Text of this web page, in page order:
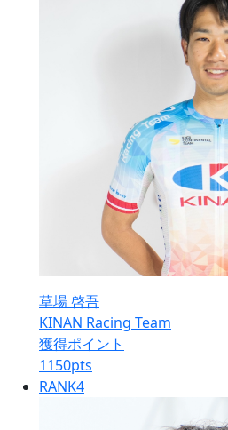
草場 啓吾
KINAN Racing Team
獲得ポイント
1150pts
RANK4